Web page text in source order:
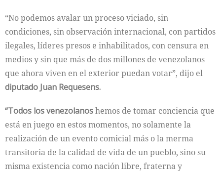
“No podemos avalar un proceso viciado, sin
condiciones, sin observación internacional, con partidos
ilegales, líderes presos e inhabilitados, con censura en
medios y sin que más de dos millones de venezolanos
que ahora viven en el exterior puedan votar”, dijo el
diputado Juan Requesens.
“Todos los venezolanoshemos de tomar conciencia que
está en juego en estos momentos, no solamente la
realización de un evento comicial más o la merma
transitoria de la calidad de vida de un pueblo, sino su
misma existencia como nación libre, fraterna y